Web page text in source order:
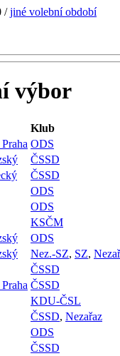
/jiné volební období
výbor
Klub
ODS
ČSSD
ČSSD
ODS
ODS
KSČM
ODS
Nez.-SZ, SZ,
ČSSD
ČSSD
KDU-ČSL
ČSSD, Nezařaz
ODS
ČSSD